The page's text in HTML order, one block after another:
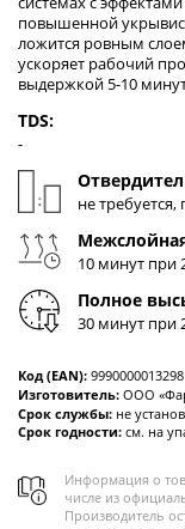
повышенной
ложится ровным
ускоряет рабочий
выдержкой 5-10
TDS:
-
не
10 минут при
Полное
30 минут при
Код (EAN): 9990000013298
Изготовитель: ООО
Срок службы: не
Срок годности: см. на
Информация о
числе из
Производитель